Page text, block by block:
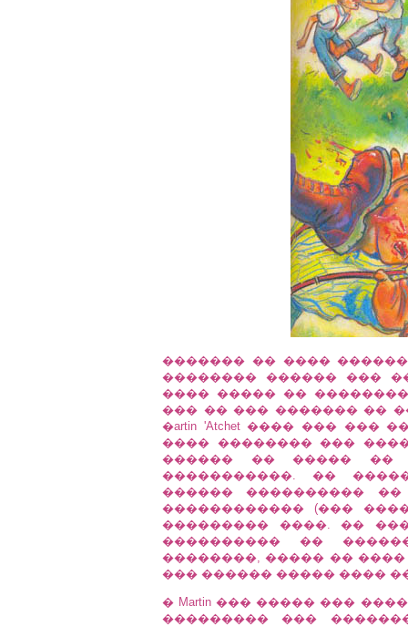
������� �� ����
�������� ������ ���
���� ����� ��
��� �� ��� ������� ��
�artin 'Atchet ���� ���
���� �������� ���
������ �� ����� ��
�����������. ��
������ ����������
������������ (���
��������� ����. ��
���������� ��
��������, ����� ��
��� ������ ����� ����
� Martin ��� ����� ���
��������� ���